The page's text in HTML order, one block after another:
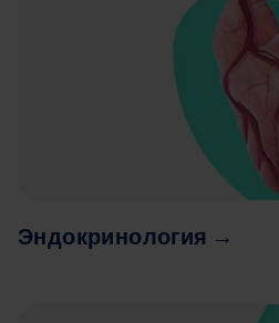
Эндокринология →